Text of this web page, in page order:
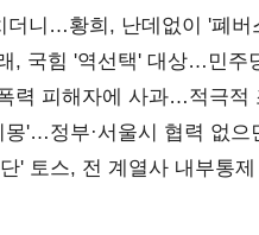
더니…황희, 난데없이 '폐버
, 국힘 '역선택' 대상…민주
력 피해자에 사과…적극적
몽'…정부·서울시 협력 없으
' 토스, 전 계열사 내부통